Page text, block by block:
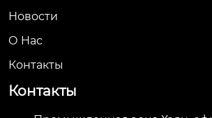
Новости
О Hас
Контакты
Контакты